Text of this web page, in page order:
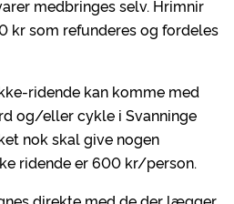
medbringes selv. Hrimnir
kr som refunderes og fordeles
ridende kan komme med
og/eller cykle i Svanninge
nok skal give nogen
ridende er 600 kr/person.